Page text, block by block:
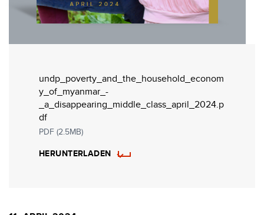
undp_poverty_and_the_household_econom
y_of_myanmar_-
_a_disappearing_middle_class_april_2024.p
df
PDF (2.5MB)
HERUNTERLADEN